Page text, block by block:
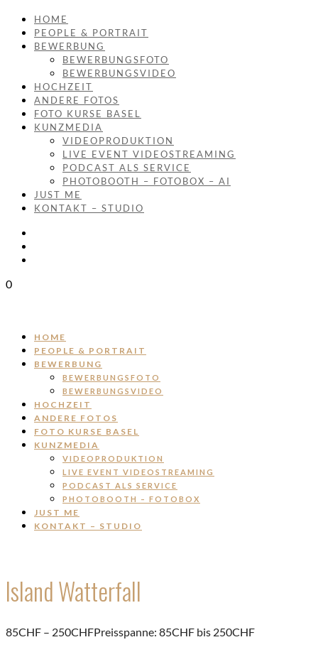
HOME
PEOPLE & PORTRAIT
BEWERBUNG
BEWERBUNGSFOTO
BEWERBUNGSVIDEO
HOCHZEIT
ANDERE FOTOS
FOTO KURSE BASEL
KUNZMEDIA
VIDEOPRODUKTION
LIVE EVENT VIDEOSTREAMING
PODCAST ALS SERVICE
PHOTOBOOTH – FOTOBOX – AI
JUST ME
KONTAKT – STUDIO
0
HOME
PEOPLE & PORTRAIT
BEWERBUNG
BEWERBUNGSFOTO
BEWERBUNGSVIDEO
HOCHZEIT
ANDERE FOTOS
FOTO KURSE BASEL
KUNZMEDIA
VIDEOPRODUKTION
LIVE EVENT VIDEOSTREAMING
PODCAST ALS SERVICE
PHOTOBOOTH – FOTOBOX
JUST ME
KONTAKT – STUDIO
Island Watterfall
85CHF – 250CHFPreisspanne: 85CHF bis 250CHF